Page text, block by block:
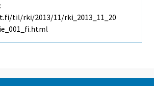
til/rki/2013/11/rki_2013_11_20